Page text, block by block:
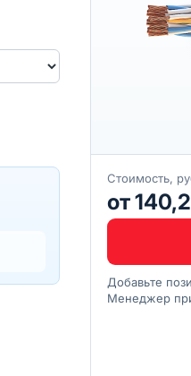
Стоимость,
от
Добавьте
Менеджер